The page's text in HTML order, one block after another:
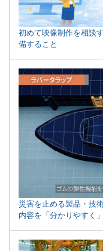
初めて映像制作を相談
備すること
災害を止める製品・技
内容を「分かりやすく